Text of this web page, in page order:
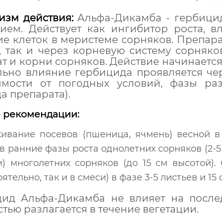
действия:Альфа-Дикамба -
Действует как ингибитор роста,
клеток в меристеме сорняков.
так и через корневую систему
и корни сорняков. Действие
влияние гербицида проявляется
от погодных условий, фазы
препарата).
посевов (пшеница, ячмень) весной
в ранние фазы роста однолетних сорняков
многолетних сорняков (до 15 см высотой).
так и в смеси) в фазе 3-5 листьев и
Альфа-Дикамба не влияет на
разлагается в течение вегетации.